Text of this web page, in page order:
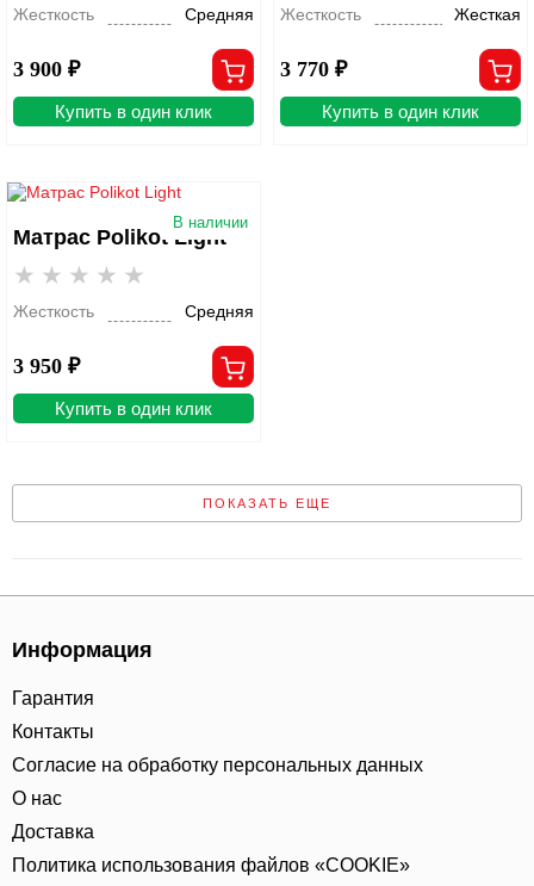
Жесткость Средняя
3 900 ₽
Купить в один клик
Жесткость Жесткая
3 770 ₽
Купить в один клик
В наличии
Матрас Polikot Light
Жесткость Средняя
3 950 ₽
Купить в один клик
ПОКАЗАТЬ ЕЩЕ
Информация
Гарантия
Контакты
Согласие на обработку персональных данных
О нас
Доставка
Политика использования файлов «COOKIE»